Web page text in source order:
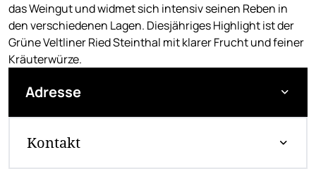
das Weingut und widmet sich intensiv seinen Reben in
den verschiedenen Lagen. Diesjähriges Highlight ist der
Grüne Veltliner Ried Steinthal mit klarer Frucht und feiner
Kräuterwürze.
Adresse
Kontakt